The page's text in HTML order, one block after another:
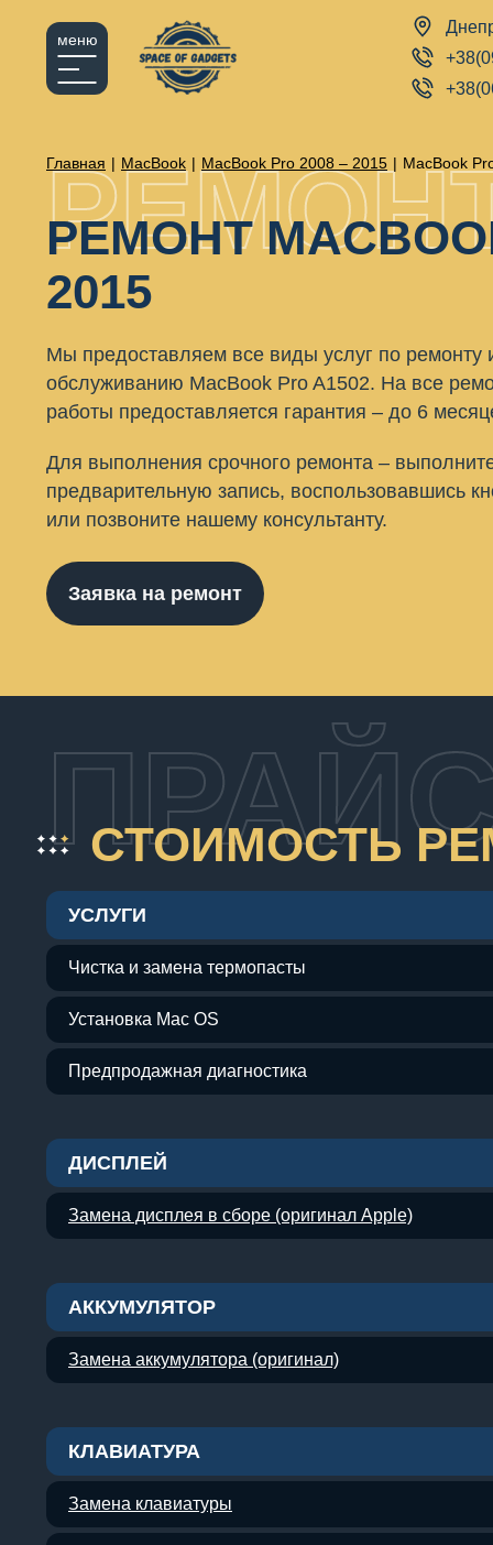
меню
Главная | MacBook | MacBook Pro 2008 – 2015 | MacBook
РЕМОНТ
2015
Мы предоставляем все виды услуг по ремонту
обслуживанию MacBook Pro A1502. На все
работы предоставляется гарантия – до 6
Для выполнения срочного ремонта –
предварительную запись, воспользовавшись
или позвоните нашему консультанту.
Заявка на ремонт
СТОИМОСТЬ
УСЛУГИ
Чистка и замена термопасты
Установка Mac OS
Предпродажная диагностика
ДИСПЛЕЙ
Замена дисплея в сборе (оригинал Apple)
АККУМУЛЯТОР
Замена аккумулятора (оригинал)
КЛАВИАТУРА
Замена клавиатуры